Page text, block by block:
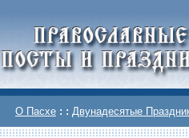
О Пасхе : : Двунадесятые